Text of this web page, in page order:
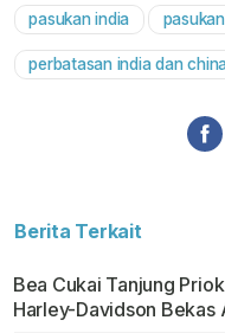
pasukan india
perbatasan india dan
Berita Terkait
Bea Cukai Tanjung
Harley-Davidson Bekas